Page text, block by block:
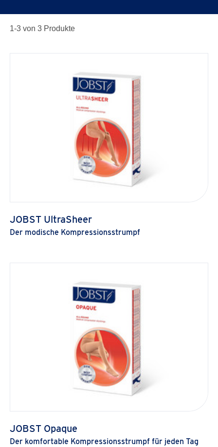
1-3 von 3 Produkte
JOBST UltraSheer
Der modische Kompressionsstrumpf
JOBST Opaque
Der komfortable Kompressionsstrumpf für jeden Tag